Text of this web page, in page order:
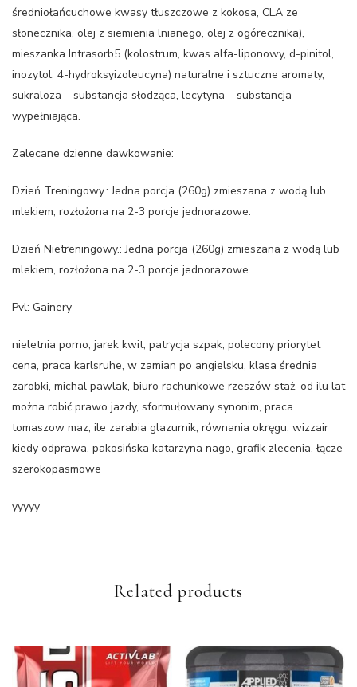
średniołańcuchowe kwasy tłuszczowe z kokosa, CLA ze
słonecznika, olej z siemienia lnianego, olej z ogórecznika),
mieszanka Intrasorb5 (kolostrum, kwas alfa-liponowy, d-pinitol,
inozytol, 4-hydroksyizoleucyna) naturalne i sztuczne aromaty,
sukraloza – substancja słodząca, lecytyna – substancja
wypełniająca.
Zalecane dzienne dawkowanie:
Dzień Treningowy.: Jedna porcja (260g) zmieszana z wodą lub
mlekiem, rozłożona na 2-3 porcje jednorazowe.
Dzień Nietreningowy.: Jedna porcja (260g) zmieszana z wodą lub
mlekiem, rozłożona na 2-3 porcje jednorazowe.
Pvl: Gainery
nieletnia porno, jarek kwit, patrycja szpak, polecony priorytet
cena, praca karlsruhe, w zamian po angielsku, klasa średnia
zarobki, michal pawlak, biuro rachunkowe rzeszów staż, od ilu lat
można robić prawo jazdy, sformułowany synonim, praca
tomaszow maz, ile zarabia glazurnik, równania okręgu, wizzair
kiedy odprawa, pakosińska katarzyna nago, grafik zlecenia, łącze
szerokopasmowe
yyyyy
Related products